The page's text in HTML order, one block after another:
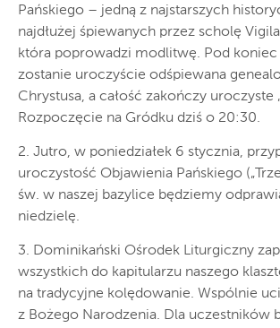
Pańskiego – jedną z najstarszych
najdłużej śpiewanych przez scholę
która poprowadzi modlitwę. Pod koniec
zostanie uroczyście odśpiewana
Chrystusa, a całość zakończy uroczyste
Rozpoczęcie na Gródku dziś o 20:30.
2. Jutro, w poniedziałek 6 stycznia,
uroczystość Objawienia Pańskiego
św. w naszej bazylice będziemy
niedzielę.
3. Dominikański Ośrodek Liturgiczny
wszystkich do kapitularzu naszego
na tradycyjne kolędowanie. Wspólnie
z Bożego Narodzenia. Dla uczestników